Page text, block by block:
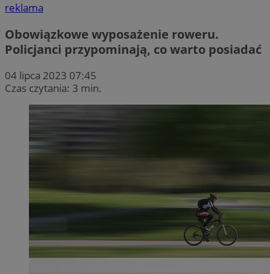
reklama
Obowiązkowe wyposażenie roweru.
Policjanci przypominają, co warto posiadać
04 lipca 2023 07:45
Czas czytania: 3 min.